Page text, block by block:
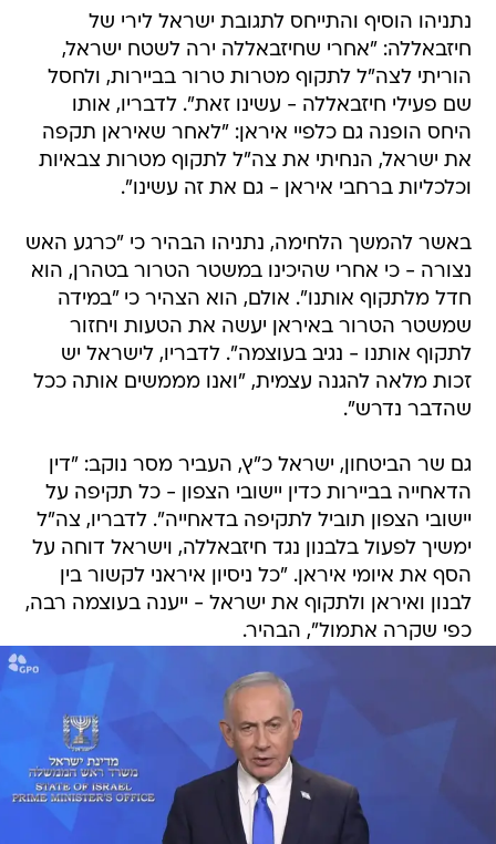
נתניהו הוסיף והתייחס לתגובת ישראל לירי של
חיזבאללה: "אחרי שחיזבאללה ירה לשטח ישראל,
הוריתי לצה"ל לתקוף מטרות טרור בביירות, ולחסל
שם פעילי חיזבאללה - עשינו זאת". לדבריו, אותו
היחס הופנה גם כלפיי איראן: "לאחר שאיראן תקפה
את ישראל, הנחיתי את צה"ל לתקוף מטרות צבאיות
וכלכליות ברחבי איראן - גם את זה עשינו".
באשר להמשך הלחימה, נתניהו הבהיר כי "כרגע האש
נצורה - כי אחרי שהיכינו במשטר הטרור בטהרן, הוא
חדל מלתקוף אותנו". אולם, הוא הצהיר כי "במידה
שמשטר הטרור באיראן יעשה את הטעות ויחזור
לתקוף אותנו - נגיב בעוצמה". לדבריו, לישראל יש
זכות מלאה להגנה עצמית, "ואנו מממשים אותה ככל
שהדבר נדרש".
גם שר הביטחון, ישראל כ"ץ, העביר מסר נוקב: "דין
הדאחייה בביירות כדין יישובי הצפון - כל תקיפה על
יישובי הצפון תוביל לתקיפה בדאחייה". לדבריו, צה"ל
ימשיך לפעול בלבנון נגד חיזבאללה, וישראל דוחה על
הסף את איומי איראן. "כל ניסיון איראני לקשור בין
לבנון ואיראן ולתקוף את ישראל - ייענה בעוצמה רבה,
כפי שקרה אתמול", הבהיר.